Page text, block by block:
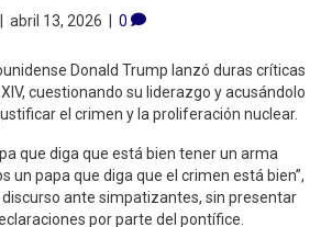
abril 13, 2026 0
Donald Trump lanzó duras críticas
cuestionando su liderazgo y acusándolo
el crimen y la proliferación nuclear.
que diga que está bien tener un arma
un papa que diga que el crimen está bien”,
ante simpatizantes, sin presentar
por parte del pontífice.